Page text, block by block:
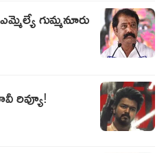
గుమ్మనూరు
రివ్యూ!